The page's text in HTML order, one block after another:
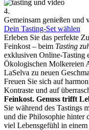
4.
Gemeinsam genießen und
Dein Tasting-Set wählen
Erleben Sie das perfekte
Feinkost – beim Tasting
exklusiven Online-Tasting
Ökologischen Molkereien
LaSelva zu neuen
Freuen Sie sich auf
Kontraste und auf
Feinkost. Genuss trifft
Sie während des Tastings
und die Philosophie hinter
viel Lebensgefühl in